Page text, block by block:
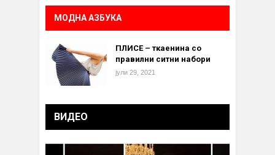
МОДНА АЗБУКА
ПЛИСЕ – ткаенина со
правилни ситни набори
јули 29, 2021
ВИДЕО